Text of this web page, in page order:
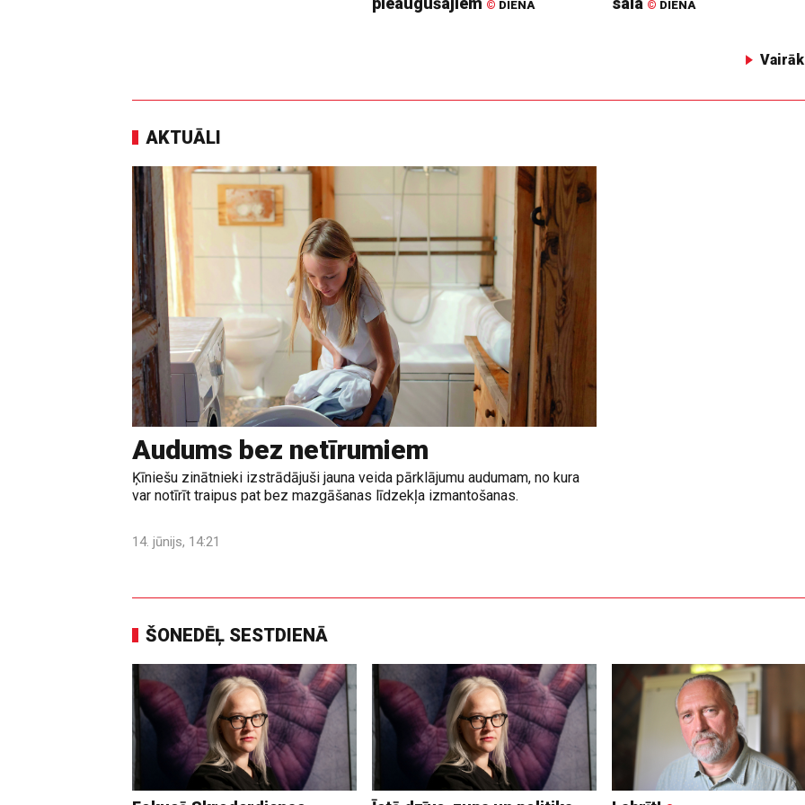
© DIENA © DIENA
Vairāk
AKTUĀLI
Audums bez netīrumiem
Ķīniešu zinātnieki izstrādājuši jauna veida pārklājumu audumam, no kura
var notīrīt traipus pat bez mazgāšanas līdzekļa izmantošanas.
14. jūnijs, 14:21
ŠONEDĒĻ SESTDIENĀ